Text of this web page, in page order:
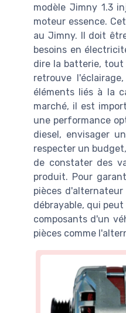
modèle Jimny 1.3
moteur essence.
au Jimny. Il doit
besoins en
dire la batterie, tout
retrouve
éléments liés à la
marché, il est
une performance
diesel, envisager
respecter un
de constater des
produit. Pour
pièces
débrayable, qui
composants d'un
pièces comme